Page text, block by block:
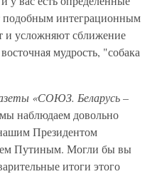
подобным интеграционным
и усложняют сближение
мудрость, "собака
«СОЮЗ. Беларусь –
наблюдаем довольно
Президентом
Путиным. Могли бы вы
итоги этого